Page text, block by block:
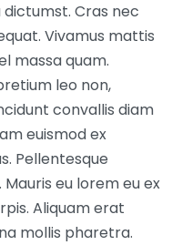
Cras nec
Vivamus mattis
massa quam.
leo non,
convallis diam
euismod ex
Pellentesque
eu lorem eu ex
Aliquam erat
mollis pharetra.